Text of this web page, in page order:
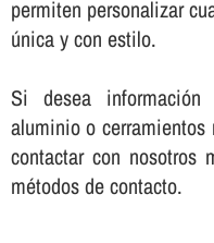
permiten personalizar
única y con estilo.
Si desea información
aluminio o
contactar con nosotros
métodos de contacto.